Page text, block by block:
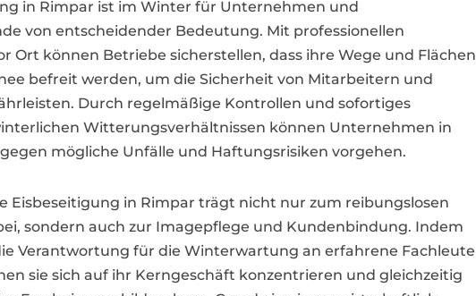
in Rimpar ist im Winter für Unternehmen und
von entscheidender Bedeutung. Mit professionellen
Ort können Betriebe sicherstellen, dass ihre Wege und Flächen
befreit werden, um die Sicherheit von Mitarbeitern und
Durch regelmäßige Kontrollen und sofortiges
Witterungsverhältnissen können Unternehmen in
mögliche Unfälle und Haftungsrisiken vorgehen.
Eisbeseitigung in Rimpar trägt nicht nur zum reibungslosen
sondern auch zur Imagepflege und Kundenbindung. Indem
Verantwortung für die Winterwartung an erfahrene Fachleute
sie sich auf ihr Kerngeschäft konzentrieren und gleichzeitig